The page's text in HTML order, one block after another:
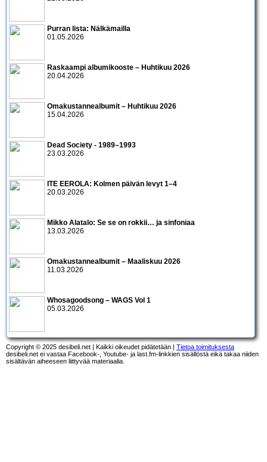
Purran lista: Nälkämailla
01.05.2026
Raskaampi albumikooste – Huhtikuu 2026
20.04.2026
Omakustannealbumit – Huhtikuu 2026
15.04.2026
Dead Society - 1989–1993
23.03.2026
ITE EEROLA: Kolmen päivän levyt 1–4
20.03.2026
Mikko Alatalo: Se se on rokkii… ja sinfoniaa
13.03.2026
Omakustannealbumit – Maaliskuu 2026
11.03.2026
Whosagoodsong – WAGS Vol 1
05.03.2026
Copyright © 2025 desibeli.net | Kaikki oikeudet pidätetään | Tietoa toimituksesta
desibeli.net ei vastaa Facebook-, Youtube- ja last.fm-linkkien sisällöstä eikä takaa niiden
sisältävän aiheeseen liittyvää materiaalia.